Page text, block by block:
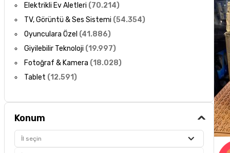
Elektrikli Ev Aletleri (70.214)
TV, Görüntü & Ses Sistemi (54.354)
Oyunculara Özel (41.886)
Giyilebilir Teknoloji (19.997)
Fotoğraf & Kamera (18.028)
Tablet (12.591)
Konum
İl seçin